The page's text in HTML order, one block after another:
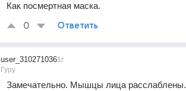
Как посмертная маска.
0 Ответить
user_310271036
Гуру
1г
Замечательно. Мышцы лица расслаблены.